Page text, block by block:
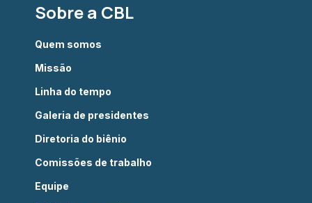
Sobre a CBL
Quem somos
Missão
Linha do tempo
Galeria de presidentes
Diretoria do biênio
Comissões de trabalho
Equipe